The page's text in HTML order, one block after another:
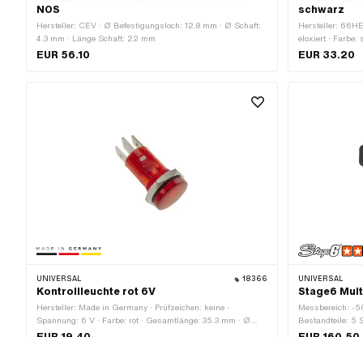
NOS
Hersteller: CEV · Ø Befestigungsloch: 12.8 mm · Ø Schaft:
4.3 mm · Länge Schaft: 22 mm
EUR 56.10
schwarz
Hersteller:
eloxiert ·
EUR 33.20
UNIVERSAL 18366
Kontrollleuchte rot 6V
Hersteller: Made in Germany · Prüfzeichen: keine ·
Spannung: 6 V · Farbe: rot · Gesamtlänge: 35.3 mm · Ø
aussen: 16 mm · LED: Nein
UNIVERSAL
Stage6
Messbereich: -
Bestandteile: 5